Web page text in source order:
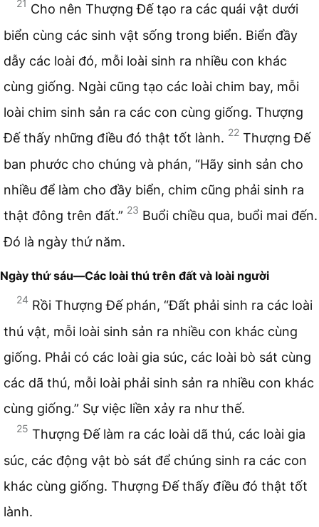
21 Cho nên Thượng Đế tạo ra các quái vật dưới
biển cùng các sinh vật sống trong biển. Biển đầy
dẫy các loài đó, mỗi loài sinh ra nhiều con khác
cùng giống. Ngài cũng tạo các loài chim bay, mỗi
loài chim sinh sản ra các con cùng giống. Thượng
Đế thấy những điều đó thật tốt lành. 22 Thượng Đế
ban phước cho chúng và phán, “Hãy sinh sản cho
nhiều để làm cho đầy biển, chim cũng phải sinh ra
thật đông trên đất.” 23 Buổi chiều qua, buổi mai đến.
Đó là ngày thứ năm.
Ngày thứ sáu—Các loài thú trên đất và loài người
24 Rồi Thượng Đế phán, “Đất phải sinh ra các loài
thú vật, mỗi loài sinh sản ra nhiều con khác cùng
giống. Phải có các loài gia súc, các loài bò sát cùng
các dã thú, mỗi loài phải sinh sản ra nhiều con khác
cùng giống.” Sự việc liền xảy ra như thế.
25 Thượng Đế làm ra các loài dã thú, các loài gia
súc, các động vật bò sát để chúng sinh ra các con
khác cùng giống. Thượng Đế thấy điều đó thật tốt
lành.